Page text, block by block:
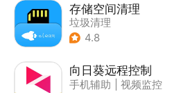
存储空间清理
垃圾清理
4.8
向日葵远程控制
手机辅助
视频监控